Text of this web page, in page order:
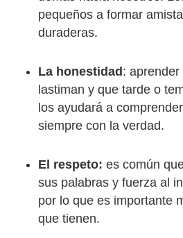
pequeños a formar
duraderas.
La honestidad :
lastiman y que tarde o
los ayudará a
siempre con la verdad.
El respeto: es común
sus palabras y fuerza al
por lo que es importante
que tienen.